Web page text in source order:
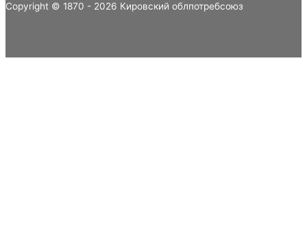
Copyright © 1870 - 2026 Кировский облпотребсоюз